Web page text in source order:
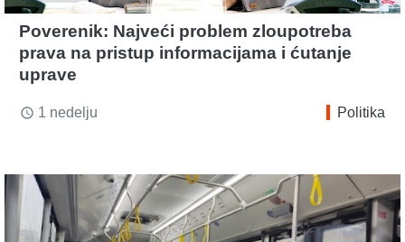
Poverenik: Najveći problem zloupotreba
prava na pristup informacijama i ćutanje
uprave
access_time 1 nedelju Politika